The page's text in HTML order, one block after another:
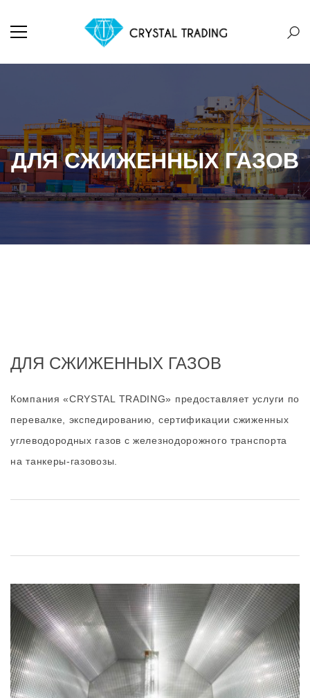
ДЛЯ СЖИЖЕННЫХ ГАЗОВ
ДЛЯ СЖИЖЕННЫХ ГАЗОВ
Компания «CRYSTAL TRADING» предоставляет услуги по
перевалке, экспедированию, сертификации сжиженных
углеводородных газов с железнодорожного транспорта
на танкеры-газовозы.